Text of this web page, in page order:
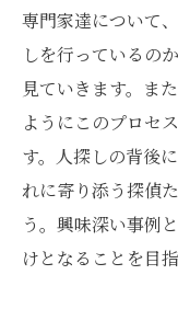
専門家達について
しを行っているの
見ていきます。ま
ようにこのプロセ
す。人探しの背後
れに寄り添う探偵
う。興味深い事例
けとなることを目指